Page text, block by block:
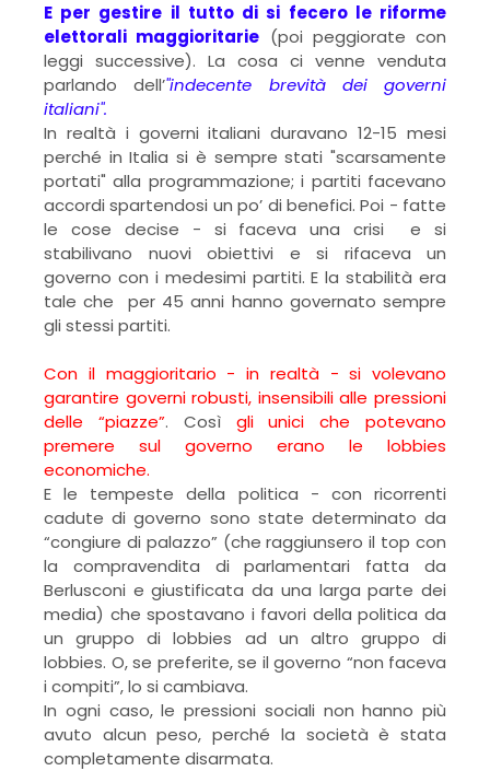
E per gestire il tutto di si fecero le riforme
elettorali maggioritarie (poi peggiorate con
leggi successive). La cosa ci venne venduta
parlando dell’"indecente brevità dei governi
italiani".
In realtà i governi italiani duravano 12-15 mesi
perché in Italia si è sempre stati "scarsamente
portati" alla programmazione; i partiti facevano
accordi spartendosi un po’ di benefici. Poi - fatte
le cose decise - si faceva una crisi e si
stabilivano nuovi obiettivi e si rifaceva un
governo con i medesimi partiti. E la stabilità era
tale che per 45 anni hanno governato sempre
gli stessi partiti.
Con il maggioritario - in realtà - si volevano
garantire governi robusti, insensibili alle pressioni
delle “piazze”. Così gli unici che potevano
premere sul governo erano le lobbies
economiche.
E le tempeste della politica - con ricorrenti
cadute di governo sono state determinato da
“congiure di palazzo” (che raggiunsero il top con
la compravendita di parlamentari fatta da
Berlusconi e giustificata da una larga parte dei
media) che spostavano i favori della politica da
un gruppo di lobbies ad un altro gruppo di
lobbies. O, se preferite, se il governo “non faceva
i compiti”, lo si cambiava.
In ogni caso, le pressioni sociali non hanno più
avuto alcun peso, perché la società è stata
completamente disarmata.